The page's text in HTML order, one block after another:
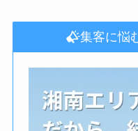
集客に悩